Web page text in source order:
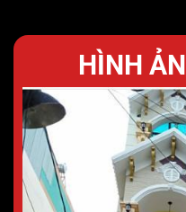
HÌNH